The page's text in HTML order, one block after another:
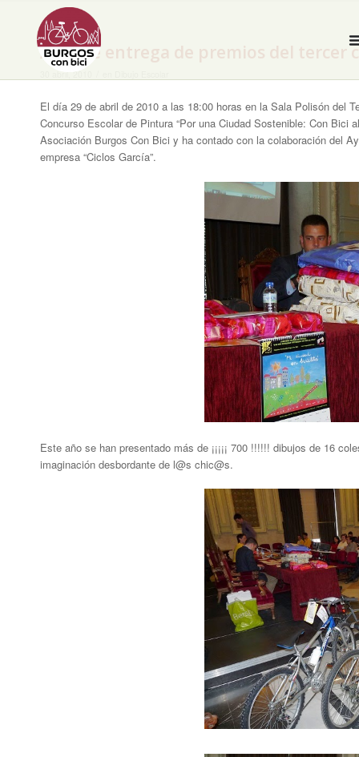
Acto de entrega de premios del tercer
30 abril, 2010
El día 29 de abril de 2010 a las 18:00 horas en la Sala Polisón del
Concurso Escolar de Pintura “Por una Ciudad Sostenible: Con Bici
Asociación Burgos Con Bici y ha contado con la colaboración del
empresa “Ciclos García”.
Este año se han presentado más de ¡¡¡¡¡ 700 !!!!!! dibujos de 16
imaginación desbordante de l@s chic@s.